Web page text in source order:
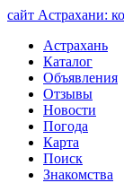
сайт Астрахани:
Астрахань
Каталог
Объявления
Отзывы
Новости
Погода
Карта
Поиск
Знакомства